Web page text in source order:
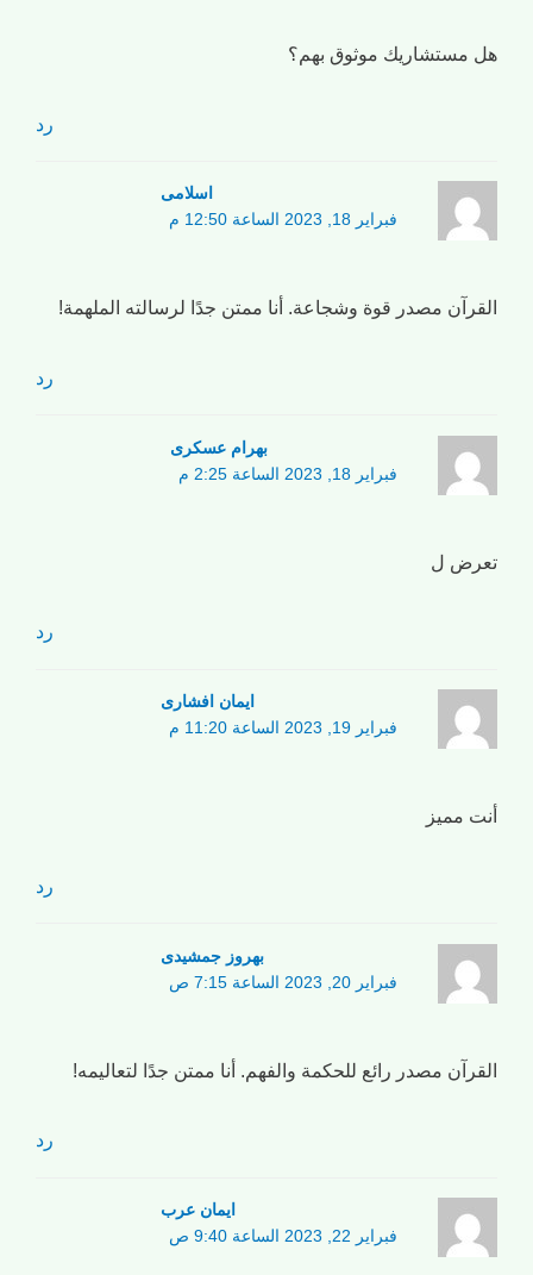
هل مستشاريك موثوق بهم؟
رد
اسلامی
فبراير 18, 2023 الساعة 12:50 م
القرآن مصدر قوة وشجاعة. أنا ممتن جدًا لرسالته الملهمة!
رد
بهرام عسکری
فبراير 18, 2023 الساعة 2:25 م
تعرض ل
رد
ایمان افشاری
فبراير 19, 2023 الساعة 11:20 م
أنت مميز
رد
بهروز جمشیدی
فبراير 20, 2023 الساعة 7:15 ص
القرآن مصدر رائع للحكمة والفهم. أنا ممتن جدًا لتعاليمه!
رد
ایمان عرب
فبراير 22, 2023 الساعة 9:40 ص